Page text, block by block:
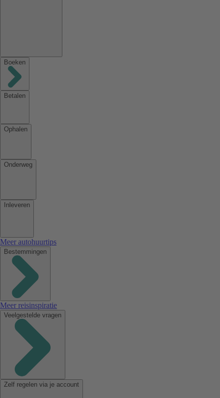
Boeken
Betalen
Ophalen
Onderweg
Inleveren
Meer autohuurtips
Bestemmingen
Meer reisinspiratie
Veelgestelde vragen
Zelf regelen via je account